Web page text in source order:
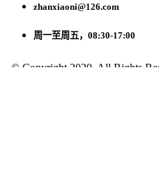
zhanxiaoni@126.com
周一至周五，08:30-17:00
© Copyright 2020. All Rights